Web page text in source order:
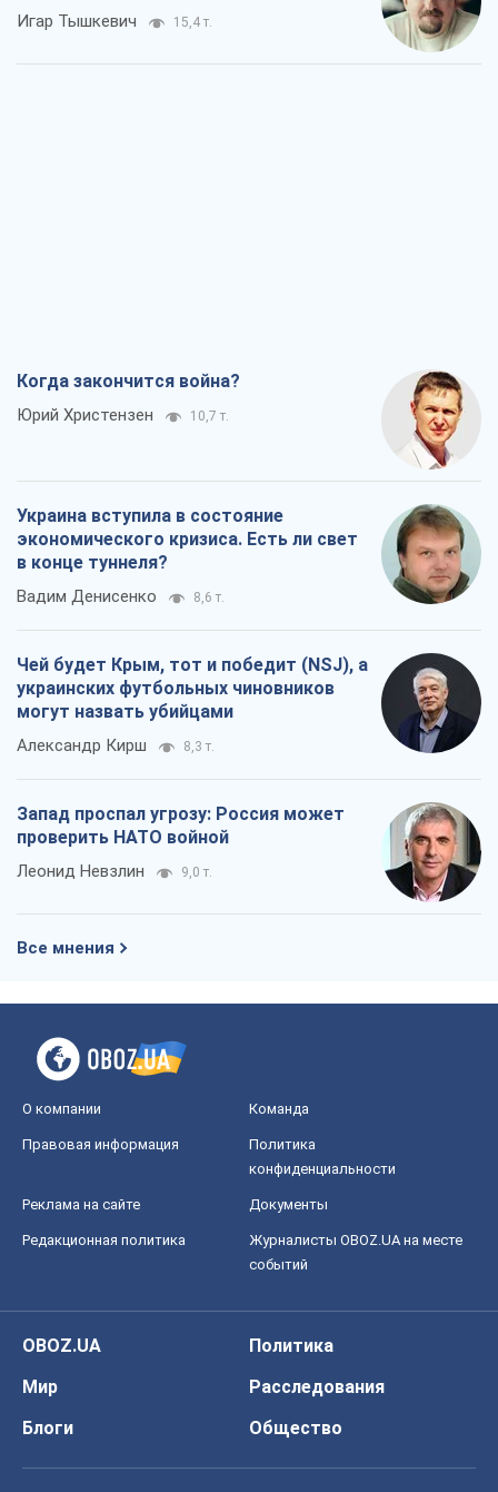
Игар Тышкевич 15,4 т.
Когда закончится война?
Юрий Христензен 10,7 т.
Украина вступила в состояние
экономического кризиса. Есть ли свет
в конце туннеля?
Вадим Денисенко 8,6 т.
Чей будет Крым, тот и победит (NSJ), а
украинских футбольных чиновников
могут назвать убийцами
Александр Кирш 8,3 т.
Запад проспал угрозу: Россия может
проверить НАТО войной
Леонид Невзлин 9,0 т.
Все мнения
О компании Команда
Правовая информация
Политика
конфиденциальности
Реклама на сайте Документы
Редакционная политика
Журналисты OBOZ.UA на месте
событий
OBOZ.UA
Политика
Мир
Расследования
Блоги
Общество